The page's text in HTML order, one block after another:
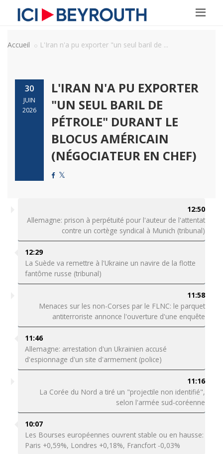
Accueil L'Iran n'a pu exporter "un seul baril de ...
30
JUIN
2026
L'IRAN N'A PU EXPORTER
"UN SEUL BARIL DE
PÉTROLE" DURANT LE
BLOCUS AMÉRICAIN
(NÉGOCIATEUR EN CHEF)
12:50
Allemagne: prison à perpétuité pour l'auteur de l'attentat
contre un cortège syndical à Munich (tribunal)
12:29
La Suède va remettre à l'Ukraine un navire de la flotte
fantôme russe (tribunal)
11:58
Menaces sur les non-Corses par le FLNC: le parquet
antiterroriste annonce l'ouverture d'une enquête
11:46
Allemagne: arrestation d'un Ukrainien accusé
d'espionnage d'un site d'armement (police)
11:16
La Corée du Nord a tiré un "projectile non identifié",
selon l'armée sud-coréenne
10:07
Les Bourses européennes ouvrent stable ou en hausse:
Paris +0,59%, Londres +0,18%, Francfort -0,03%